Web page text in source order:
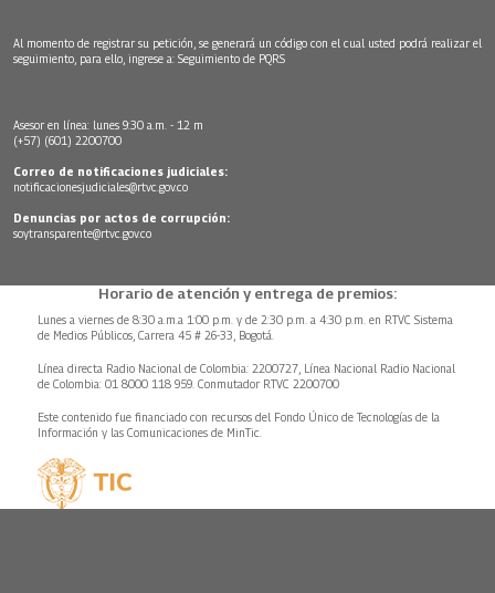
Al momento de registrar su petición, se generará un código con el cual usted podrá realizar el
seguimiento, para ello, ingrese a: Seguimiento de PQRS
Asesor en línea: lunes 9:30 a.m. - 12 m
(+57) (601) 2200700
Correo de notificaciones judiciales:
notificacionesjudiciales@rtvc.gov.co
Denuncias por actos de corrupción:
soytransparente@rtvc.gov.co
Horario de atención y entrega de premios:
Lunes a viernes de 8:30 a.m.a 1:00 p.m. y de 2:30 p.m. a 4:30 p.m. en RTVC Sistema
de Medios Públicos, Carrera 45 # 26-33, Bogotá.
Línea directa Radio Nacional de Colombia: 2200727, Línea Nacional Radio Nacional
de Colombia: 01 8000 118 959. Conmutador RTVC 2200700
Este contenido fue financiado con recursos del Fondo Único de Tecnologías de la
Información y las Comunicaciones de MinTic.